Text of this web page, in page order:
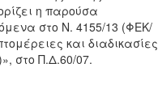
η παρούσα
στο Ν. 4155/13 (ΦΕΚ/
και διαδικασίες
στο Π.Δ.60/07.